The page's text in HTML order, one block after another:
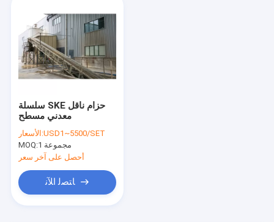
سلسلة SKE حزام ناقل
معدني مسطح
الأسعار:USD1~5500/SET
MOQ:
1 مجموعة
أحصل على آخر سعر
ﺎﺘﺼﻟ ﺍﻶﻧ